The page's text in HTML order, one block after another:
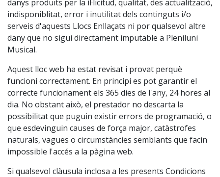
danys produïts per la il·licitud, qualitat, des actualització,
indisponiblitat, error i inutilitat dels continguts i/o
serveis d'aquests Llocs Enllaçats ni por qualsevol altre
dany que no sigui directament imputable a Pleniluni
Musical.
Aquest lloc web ha estat revisat i provat perquè
funcioni correctament. En principi es pot garantir el
correcte funcionament els 365 dies de l'any, 24 hores al
dia. No obstant això, el prestador no descarta la
possibilitat que puguin existir errors de programació, o
que esdevinguin causes de força major, catàstrofes
naturals, vagues o circumstàncies semblants que facin
impossible l'accés a la pàgina web.
Si qualsevol clàusula inclosa a les presents Condicions